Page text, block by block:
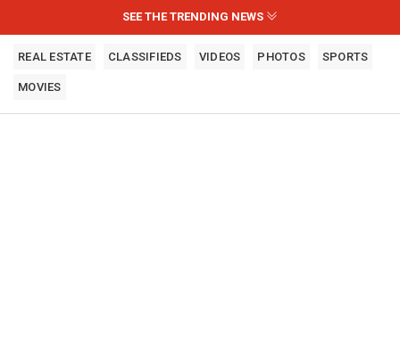
SEE THE TRENDING NEWS
REAL ESTATE CLASSIFIEDS VIDEOS PHOTOS SPORTS
MOVIES